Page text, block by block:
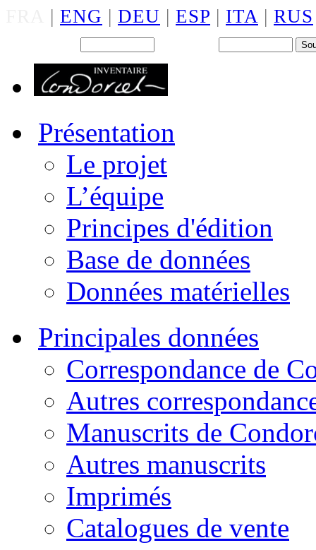
| ENG | DEU | ESP | ITA | RUS
Présentation
Le projet
L’équipe
Principes d'édition
Base de données
Données matérielles
Principales données
Correspondance de
Autres
Manuscrits de
Autres manuscrits
Imprimés
Catalogues de vente